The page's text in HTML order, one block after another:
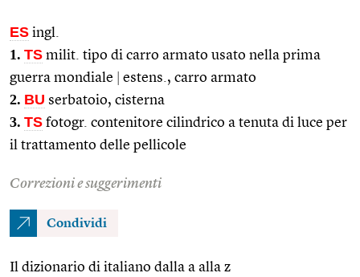
ES ingl.
1. TS milit. tipo di carro armato usato nella prima
guerra mondiale
estens., carro armato
2. BU serbatoio, cisterna
3. TS fotogr. contenitore cilindrico a tenuta di luce per
il trattamento delle pellicole
Correzioni e suggerimenti
Condividi
Il dizionario di italiano dalla a alla z